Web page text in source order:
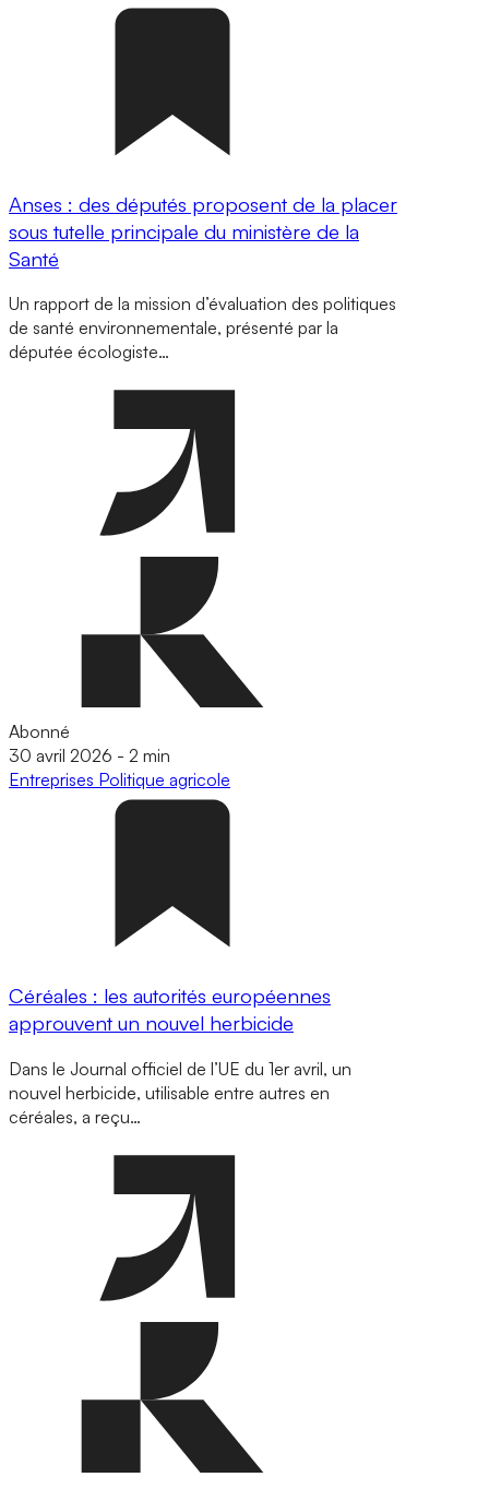
Anses : des députés proposent de la placer
sous tutelle principale du ministère de la
Santé
Un rapport de la mission d’évaluation des politiques
de santé environnementale, présenté par la
députée écologiste…
Abonné
30 avril 2026 - 2 min
Entreprises Politique agricole
Céréales : les autorités européennes
approuvent un nouvel herbicide
Dans le Journal officiel de l’UE du 1er avril, un
nouvel herbicide, utilisable entre autres en
céréales, a reçu…